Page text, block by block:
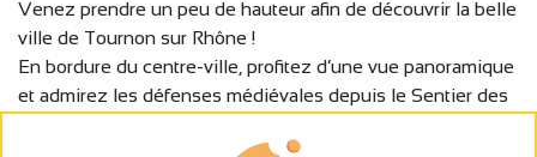
Venez prendre un peu de hauteur afin de découvrir la belle
ville de Tournon sur Rhône !
En bordure du centre-ville, profitez d’une vue panoramique
et admirez les défenses médiévales depuis le Sentier des